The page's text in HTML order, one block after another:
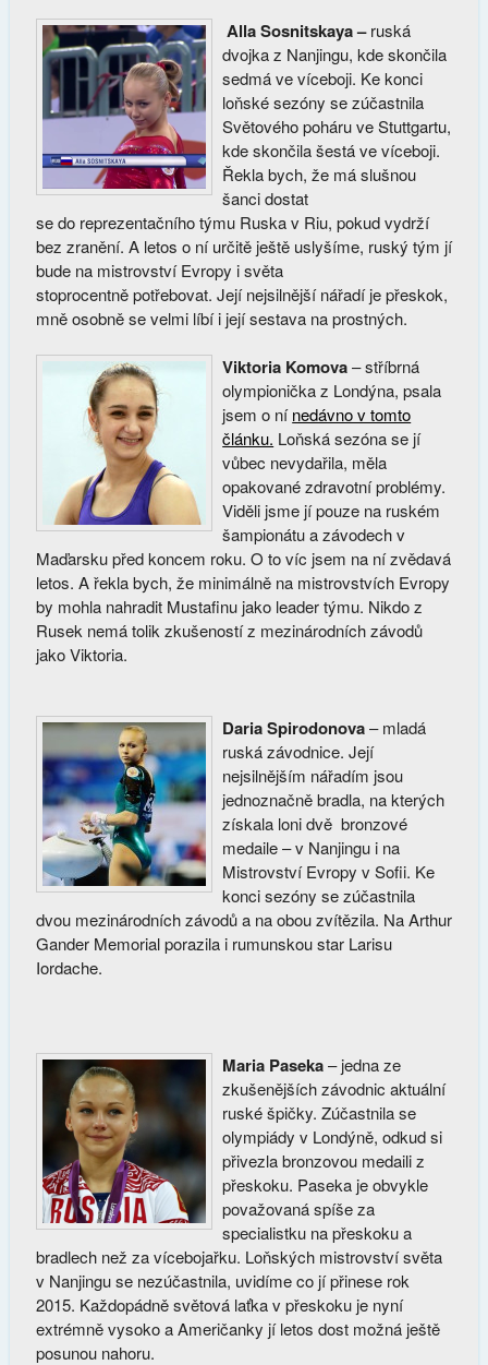
Alla Sosnitskaya –ruská
dvojka z Nanjingu, kde skončila
sedmá ve víceboji. Ke konci
loňské sezóny se zúčastnila
Světového poháru ve Stuttgartu,
kde skončila šestá ve víceboji.
Řekla bych, že má slušnou
šanci dostat
se do reprezentačního týmu Ruska v Riu, pokud vydrží
bez zranění. A letos o ní určitě ještě uslyšíme, ruský tým jí
bude na mistrovství Evropy i světa
stoprocentně potřebovat. Její nejsilnější nářadí je přeskok,
mně osobně se velmi líbí i její sestava na prostných.
Viktoria Komova– stříbrná
olympionička z Londýna, psala
jsem o nínedávno v tomto
článku. Loňská sezóna se jí
vůbec nevydařila, měla
opakované zdravotní problémy.
Viděli jsme jí pouze na ruském
šampionátu a závodech v
Maďarsku před koncem roku. O to víc jsem na ní zvědavá
letos. A řekla bych, že minimálně na mistrovstvích Evropy
by mohla nahradit Mustafinu jako leader týmu. Nikdo z
Rusek nemá tolik zkušeností z mezinárodních závodů
jako Viktoria.
Daria Spirodonova– mladá
ruská závodnice. Její
nejsilnějším nářadím jsou
jednoznačně bradla, na kterých
získala loni dvě bronzové
medaile – v Nanjingu i na
Mistrovství Evropy v Sofii. Ke
konci sezóny se zúčastnila
dvou mezinárodních závodů a na obou zvítězila. Na Arthur
Gander Memorial porazila i rumunskou star Larisu
Iordache.
Maria Paseka– jedna ze
zkušenějších závodnic aktuální
ruské špičky. Zúčastnila se
olympiády v Londýně, odkud si
přivezla bronzovou medaili z
přeskoku. Paseka je obvykle
považovaná spíše za
specialistku na přeskoku a
bradlech než za vícebojařku. Loňských mistrovství světa
v Nanjingu se nezúčastnila, uvidíme co jí přinese rok
2015. Každopádně světová laťka v přeskoku je nyní
extrémně vysoko a Američanky jí letos dost možná ještě
posunou nahoru.